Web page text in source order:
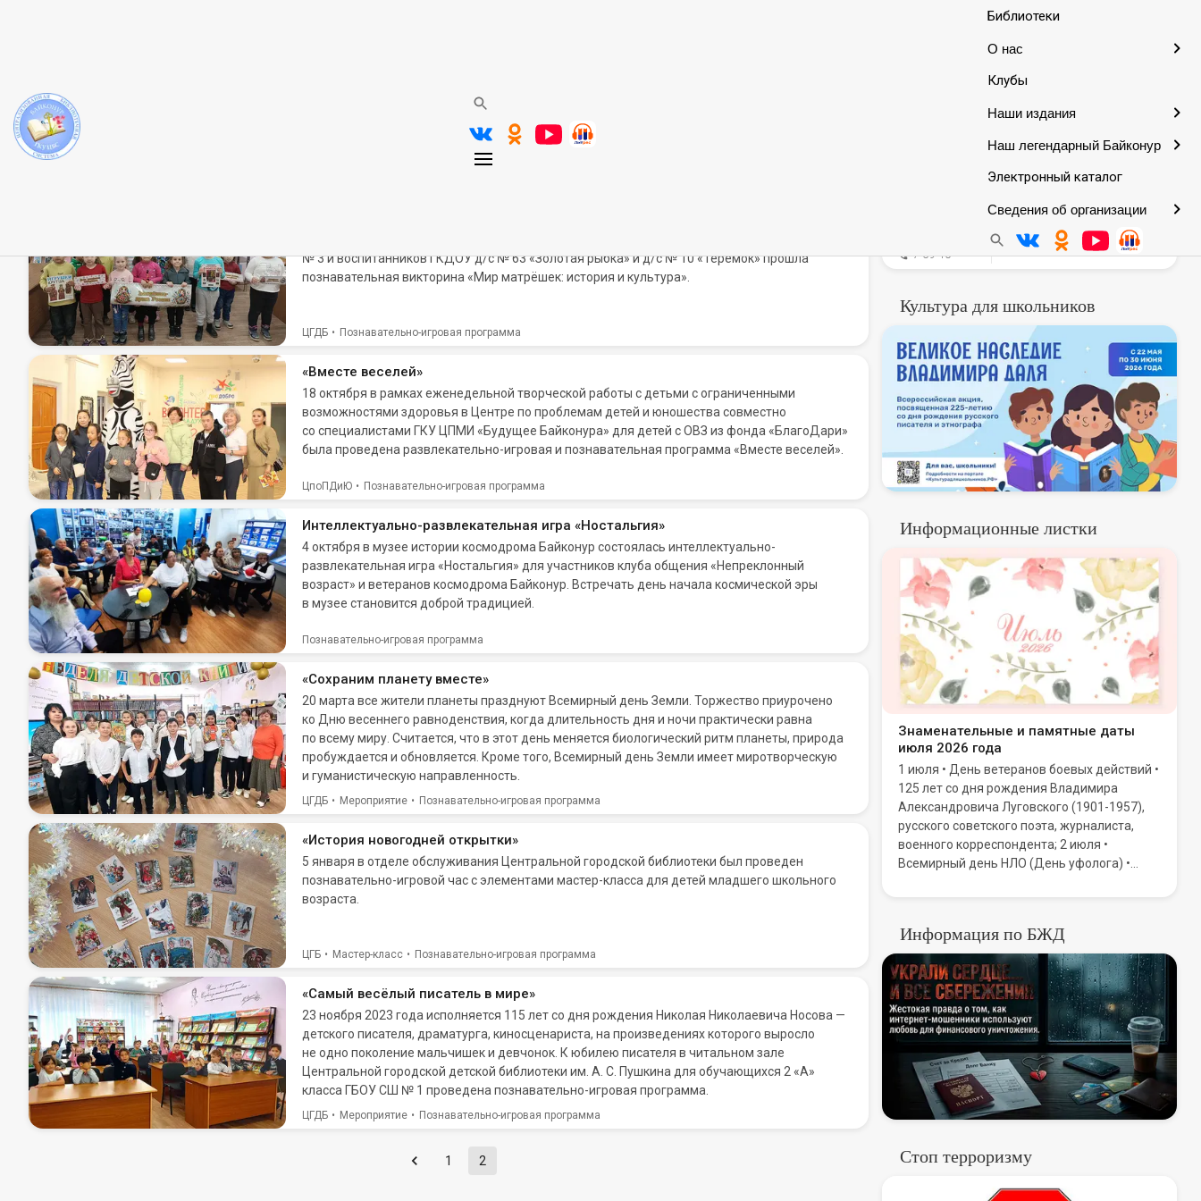
Библиотеки
О нас
Клубы
Наши издания
Наш легендарный Байконур
Электронный каталог
Сведения об организации
7-69-10
Игровая программа.
До 14 лет.
№ 4 7 «А» класса состоялась познавательная игра «Конституция — главный закон России».
№ 3 и воспитанников ГКДОУ д/с № 63 «Золотая рыбка» и д/с № 10 «Теремок» прошла
познавательная викторина «Мир матрёшек: история и культура».
ЦГДБ Познавательно-игровая программа
«Вместе веселей»
18 октября в рамках еженедельной творческой работы с детьми с ограниченными
возможностями здоровья в Центре по проблемам детей и юношества совместно
со специалистами ГКУ ЦПМИ «Будущее Байконура» для детей с ОВЗ из фонда «БлагоДари»
была проведена развлекательно-игровая и познавательная программа «Вместе веселей».
ЦпоПДиЮ Познавательно-игровая программа
Интеллектуально-развлекательная игра «Ностальгия»
4 октября в музее истории космодрома Байконур состоялась интеллектуально-
развлекательная игра «Ностальгия» для участников клуба общения «Непреклонный
возраст» и ветеранов космодрома Байконур. Встречать день начала космической эры
в музее становится доброй традицией.
Познавательно-игровая программа
«Сохраним планету вместе»
20 марта все жители планеты празднуют Всемирный день Земли. Торжество приурочено
ко Дню весеннего равноденствия, когда длительность дня и ночи практически равна
по всему миру. Считается, что в этот день меняется биологический ритм планеты, природа
пробуждается и обновляется. Кроме того, Всемирный день Земли имеет миротворческую
и гуманистическую направленность.
ЦГДБ Мероприятие Познавательно-игровая программа
«История новогодней открытки»
5 января в отделе обслуживания Центральной городской библиотеки был проведен
познавательно-игровой час с элементами мастер-класса для детей младшего школьного
возраста.
ЦГБ Мастер-класс Познавательно-игровая программа
«Самый весёлый писатель в мире»
23 ноября 2023 года исполняется 115 лет со дня рождения Николая Николаевича Носова —
детского писателя, драматурга, киносценариста, на произведениях которого выросло
не одно поколение мальчишек и девчонок. К юбилею писателя в читальном зале
Центральной городской детской библиотеки им. А. С. Пушкина для обучающихся 2 «А»
класса ГБОУ СШ № 1 проведена познавательно-игровая программа.
ЦГДБ Мероприятие Познавательно-игровая программа
1 2
Культура для школьников
В России стартует
Информационные листки
Знаменательные и памятные даты
июля 2026 года
1 июля • День ветеранов боевых действий •
125 лет со дня рождения Владимира
Александровича Луговского (1901-1957),
русского советского поэта, журналиста,
военного корреспондента; 2 июля •
Всемирный день НЛО (День уфолога) •
Информация по БЖД
Призраки в сети: Как
Стоп терроризму
Стоп терроризму